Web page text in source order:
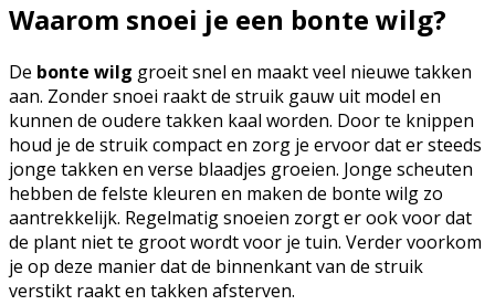
Waarom snoei je een bonte wilg?
De bonte wilg groeit snel en maakt veel nieuwe takken
aan. Zonder snoei raakt de struik gauw uit model en
kunnen de oudere takken kaal worden. Door te knippen
houd je de struik compact en zorg je ervoor dat er steeds
jonge takken en verse blaadjes groeien. Jonge scheuten
hebben de felste kleuren en maken de bonte wilg zo
aantrekkelijk. Regelmatig snoeien zorgt er ook voor dat
de plant niet te groot wordt voor je tuin. Verder voorkom
je op deze manier dat de binnenkant van de struik
verstikt raakt en takken afsterven.